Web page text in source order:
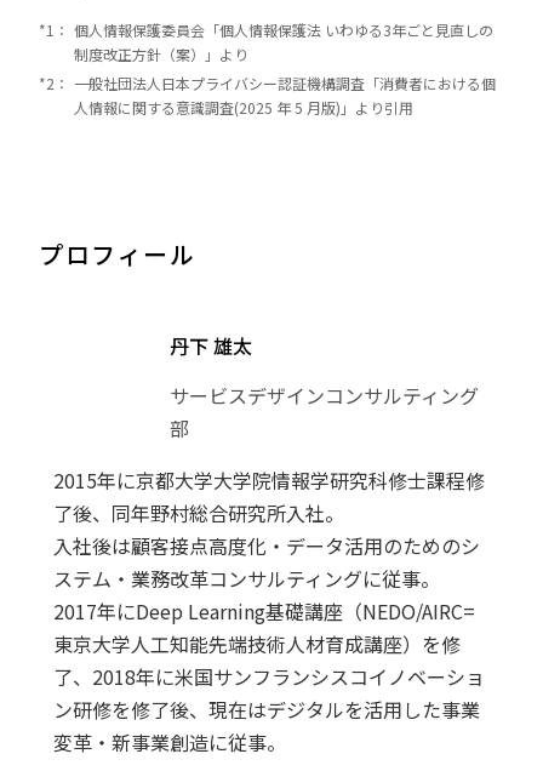
*1： 個人情報保護委員会「個人情報保護法 いわゆる3年ごと見直しの
制度改正方針（案）」より
*2： 一般社団法人日本プライバシー認証機構調査「消費者における個
人情報に関する意識調査(2025 年 5 月版)」より引用
プロフィール
丹下 雄太
サービスデザインコンサルティング
部
2015年に京都大学大学院情報学研究科修士課程修
了後、同年野村総合研究所入社。
入社後は顧客接点高度化・データ活用のためのシ
ステム・業務改革コンサルティングに従事。
2017年にDeep Learning基礎講座（NEDO/AIRC=
東京大学人工知能先端技術人材育成講座）を修
了、2018年に米国サンフランシスコイノベーショ
ン研修を修了後、現在はデジタルを活用した事業
変革・新事業創造に従事。